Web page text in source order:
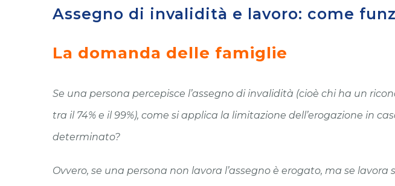
Assegno di invalidità e lavoro: come
La domanda delle famiglie
Se una persona percepisce l’assegno di invalidità (cioè chi ha un
tra il 74% e il 99%), come si applica la limitazione dell’erogazione in
determinato?
Ovvero, se una persona non lavora l’assegno è erogato, ma se lavora